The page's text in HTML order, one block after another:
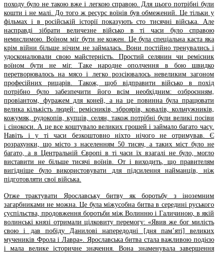
походу було не такою вже і легкою справою. Для цього потрібні були
кошти і не малі. До того ж ресурс воїнів був обмежений. Це тільки у
фільмах і в російській історії показують сто тисячні війська. Але
насправді зібрати величезне військо в ті часи було справою
немислимою. Воїном міг бути не кожен. Це була спеціальна каста яка
крім війни більше нічим не займалась. Вони постійно тренувались і
удосконалювали свою майстерність. Простий селянин чи ремісник
воїном бути не міг. Таке народне ополчення в бою швидко
перетворювалось на мясо і легко розсіювалось невеликим загоном
професійних рицарів. Також, щоб відправити військо в похід
потрібно було забезпечити його всім необхідним: озброєнням,
провіантом, фуражем для коней, а на це повинна була працювати
велика кількість людей: ремісників, зброярів, ковалів, кольчужників,
кожумяк, рудокопів, купців, селян, також потрібні були великі посіви
і сінокоси. А це все коштувало великих грошей і займало багато часу.
Навіть і у ті часи безкоштовно ніхто нічого не отримував. Є
розрахунки, що місто з населенням 50 тисяч, а таких міст було не
багато, а в Центральній Європі в ті часи їх взагалі не було, могло
виставити не більше тисячі воїнів. От і виходить, що правителям
вигідніше було використовувати для підсилення найманців, ніж
підготовляти свої війська.
Отже трактувати Ярославську битву як боротьбу з іноземним
загарбниками не можна. Це була міжусобна битва в середині руського
суспільства, продовження боротьби між Волинню і Галичиною, в якій
волинські князі отримали цілковиту перемогу: «Явив же бог милість
свою і дав побіду Данилові напередодні [дня пам’яті] великих
мучеників Фрола і Лавра». Ярославська битва стала важливою подією
і мала велике історичне значення. Вона знаменувала завершення